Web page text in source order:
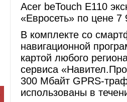
Acer beTouch E110
«Евросеть» по цене 7
В комплекте со
навигационной
картой любого
сервиса
300 Мбайт GPRS-
использованы в